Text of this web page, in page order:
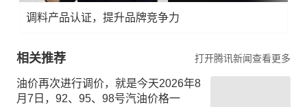
调料产品认证，提升品牌竞争力
相关推荐 打开腾讯新闻查看更多
油价再次进行调价，就是今天2026年8
月7日，92、95、98号汽油价格一